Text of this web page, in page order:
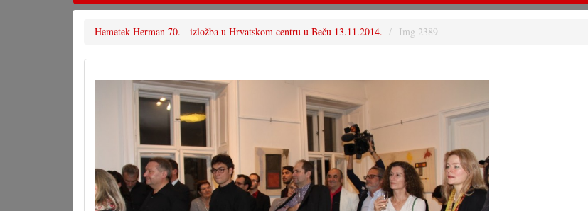
Hemetek Herman 70. - izložba u Hrvatskom centru u Beču 13.11.2014. Img 2389